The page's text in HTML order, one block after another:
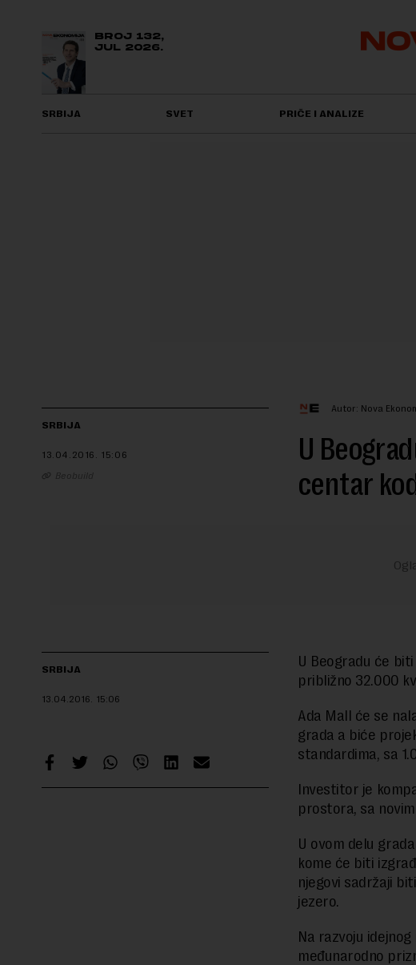
BROJ 132,
JUL 2026.
SRBIJA SVET PRIČE I ANALIZE
SRBIJA
13.04.2016. 15:06
Beobuild
Autor: Nova
U
centar
SRBIJA
13.04.2016. 15:06
U Beogradu će
približno 32.000
Ada Mall će se
grada a biće
standardima, sa
Investitor je
prostora, sa
U ovom delu
kome će biti
njegovi sadržaji
jezero.
Na razvoju
međunarodno